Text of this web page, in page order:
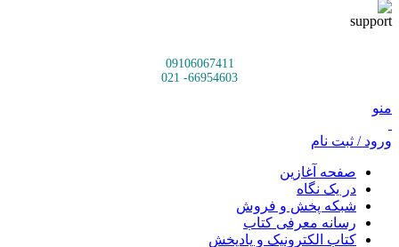
09106067411
66954603- 021
منو
ورود / ثبت نام
صفحه آغازین
در یک نگاه
شبکه پخش و فروش
رسانه معرفی کتاب
کتاب الکترونیک و پادپخش